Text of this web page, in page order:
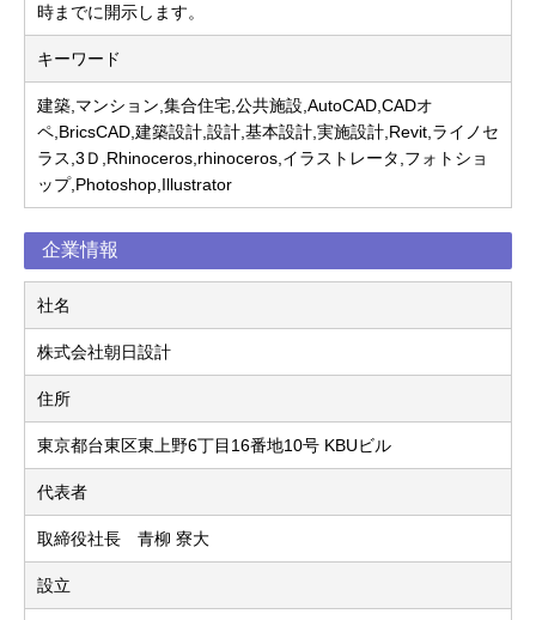
時までに開示します。
キーワード
建築,マンション,集合住宅,公共施設,AutoCAD,CADオ
ペ,BricsCAD,建築設計,設計,基本設計,実施設計,Revit,ライノセ
ラス,3Ｄ,Rhinoceros,rhinoceros,イラストレータ,フォトショ
ップ,Photoshop,Illustrator
企業情報
社名
株式会社朝日設計
住所
東京都台東区東上野6丁目16番地10号 KBUビル
代表者
取締役社長 青柳 寮大
設立